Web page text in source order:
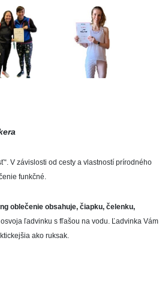
V závislosti od cesty a vlastností prírodného
funkčné.
oblečenie obsahuje, čiapku, čelenku,
osvoja ľadvinku s fľašou na vodu. Ľadvinka Vám
ako ruksak.